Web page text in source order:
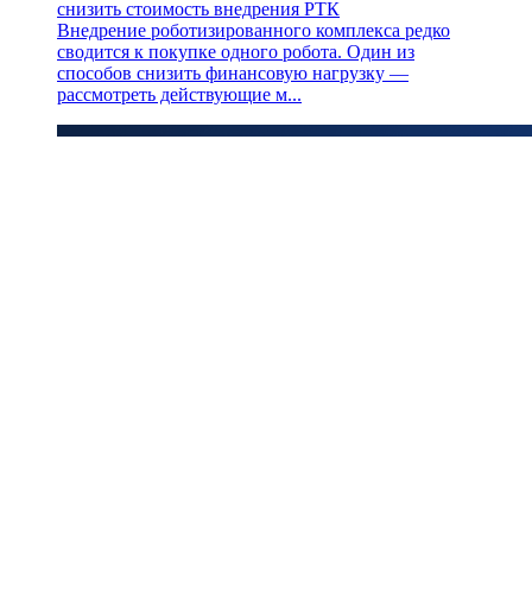
снизить стоимость внедрения РТК
Внедрение роботизированного комплекса редко
сводится к покупке одного робота. Один из
способов снизить финансовую нагрузку —
рассмотреть действующие м...